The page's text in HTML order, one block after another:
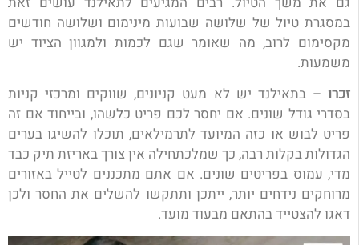
במסגרת טיול של שלושה שבועות מינימום ושלושה חודשים
מקסימום לרוב, מה שאומר שגם לכמות ולמגוון הציוד יש
משמעות.
זכרו –בתאילנד יש לא מעט קניונים, שווקים ומרכזי קניות
בסדרי גודל שונים. אם יחסר לכם פריט כלשהו, ובייחוד אם זה
פריט לבוש או כזה המיועד לתרמילאים, תוכלו להשיגו בערים
הגדולות בקלות רבה, כך שמלכתחילה אין צורך באריזת תיק כבד
מדי, עמוס בפריטים שונים. אם אתם מתכננים לטייל באזורים
מרוחקים נידחים יותר, ייתכן ותתקשו להשלים את החסר ולכן
דאגו להצטייד בהתאם מבעוד מועד.